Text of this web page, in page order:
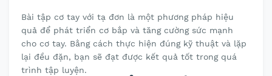
Bài tập cơ tay với tạ đơn là một phương pháp hiệu
quả để phát triển cơ bắp và tăng cường sức mạnh
cho cơ tay. Bằng cách thực hiện đúng kỹ thuật và lặp
lại đều đặn, bạn sẽ đạt được kết quả tốt trong quá
trình tập luyện.